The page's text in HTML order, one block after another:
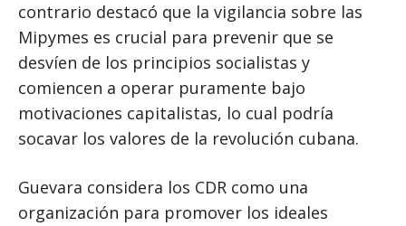
contrario destacó que la vigilancia sobre las
Mipymes es crucial para prevenir que se
desvíen de los principios socialistas y
comiencen a operar puramente bajo
motivaciones capitalistas, lo cual podría
socavar los valores de la revolución cubana.
Guevara considera los CDR como una
organización para promover los ideales